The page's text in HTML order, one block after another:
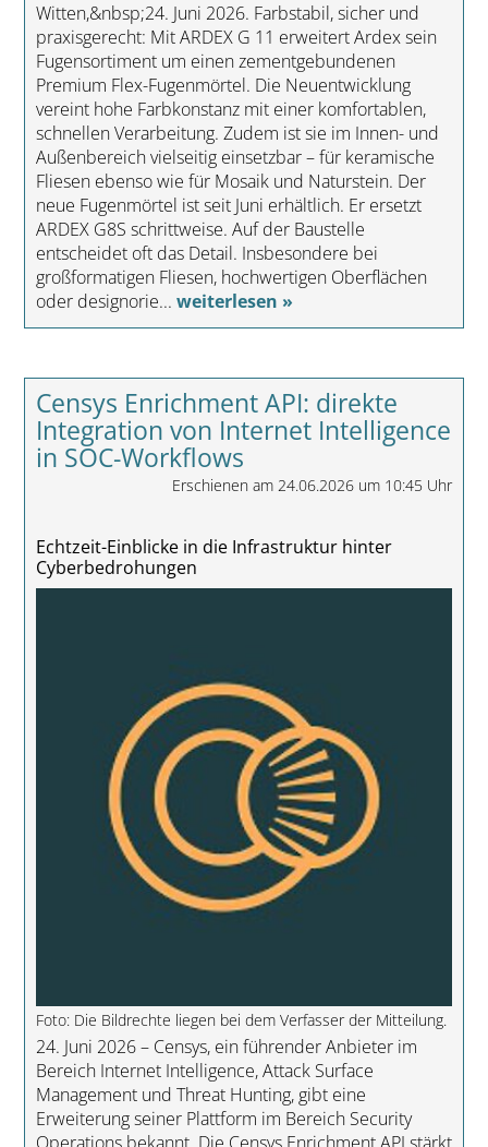
Witten,&nbsp;24. Juni 2026. Farbstabil, sicher und
praxisgerecht: Mit ARDEX G 11 erweitert Ardex sein
Fugensortiment um einen zementgebundenen
Premium Flex-Fugenmörtel. Die Neuentwicklung
vereint hohe Farbkonstanz mit einer komfortablen,
schnellen Verarbeitung. Zudem ist sie im Innen- und
Außenbereich vielseitig einsetzbar – für keramische
Fliesen ebenso wie für Mosaik und Naturstein. Der
neue Fugenmörtel ist seit Juni erhältlich. Er ersetzt
ARDEX G8S schrittweise. Auf der Baustelle
entscheidet oft das Detail. Insbesondere bei
großformatigen Fliesen, hochwertigen Oberflächen
oder designorie... weiterlesen »
Censys Enrichment API: direkte
Integration von Internet Intelligence
in SOC-Workflows
Erschienen am 24.06.2026 um 10:45 Uhr
Echtzeit-Einblicke in die Infrastruktur hinter
Cyberbedrohungen
Foto: Die Bildrechte liegen bei dem Verfasser der Mitteilung.
24. Juni 2026 – Censys, ein führender Anbieter im
Bereich Internet Intelligence, Attack Surface
Management und Threat Hunting, gibt eine
Erweiterung seiner Plattform im Bereich Security